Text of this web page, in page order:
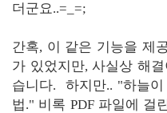
더군요..=_=;
간혹, 이 같은 기능을 제
가 있었지만, 사실상 해
습니다. 하지만.. "하늘
법." 비록 PDF 파일에 걸